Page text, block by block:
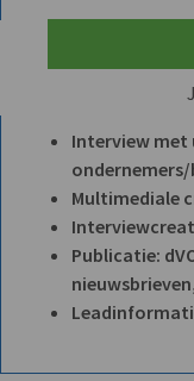
Interview met
ondernemers/
Multimediale
Publicatie: